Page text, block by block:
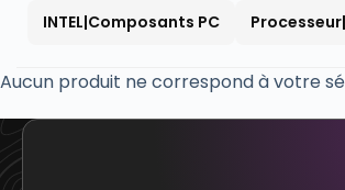
INTEL|Composants PC
Aucun produit ne correspond à votre